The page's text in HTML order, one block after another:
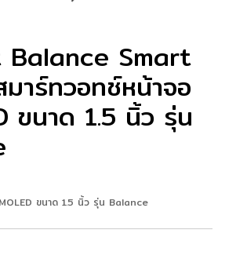
Smart
าร์ทวอทช์หน้าจอ
ขนาด 1.5 นิ้ว รุ่น
ขนาด 1.5 นิ้ว รุ่น Balance